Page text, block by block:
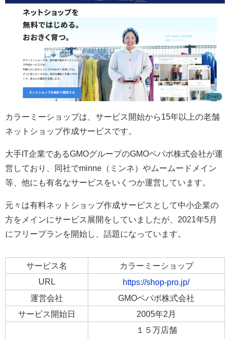
カラーミーショップは、サービス開始から15年以上の老舗
ネットショップ作成サービスです。
大手IT企業であるGMOグループのGMOペパボ株式会社が運
営しており、同社でminne（ミンネ）やムームードメイン
等、他にも有名なサービスをいくつか運営しています。
元々は有料ネットショップ作成サービスとして中小企業の
方をメインにサービス展開をしていましたが、2021年5月
にフリープランを開始し、話題になっています。
サービス名
カラーミーショップ
URL
https://shop-pro.jp/
運営会社
GMOペパボ株式会社
サービス開始日
2005年2月
１５万店舗